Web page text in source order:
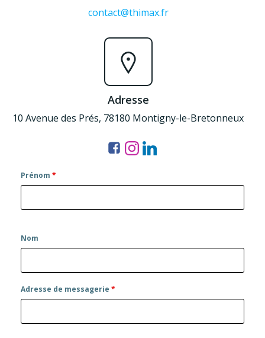
contact@thimax.fr
Adresse
10 Avenue des Prés, 78180 Montigny-le-Bretonneux
Prénom *
Nom
Adresse de messagerie *